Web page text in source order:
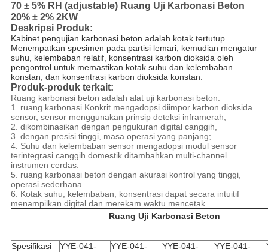
70 ± 5% RH (adjustable) Ruang Uji Karbonasi Beton
20% ± 2% 2KW
Deskripsi Produk:
Kabinet pengujian karbonasi beton adalah kotak tertutup.
Menempatkan spesimen pada partisi lemari, kemudian mengatur
suhu, kelembaban relatif, konsentrasi karbon dioksida oleh
pengontrol untuk memastikan kotak suhu dan kelembaban
konstan, dan konsentrasi karbon dioksida konstan.
Produk-produk terkait:
Ruang karbonasi beton adalah alat uji karbonasi beton.
1. ruang karbonasi Konkrit mengadopsi diimpor karbon dioksida
sensor, sensor menggunakan prinsip deteksi inframerah,
2. dikombinasikan dengan pengukuran digital canggih,
3. dengan presisi tinggi, masa operasi yang panjang;
4. Suhu dan kelembaban sensor mengadopsi modul sensor
terintegrasi canggih domestik ditambahkan multi-channel
instrumen cerdas.
5. ruang karbonasi beton dengan akurasi kontrol yang tinggi,
operasi sederhana.
6. Kotak suhu, kelembaban, konsentrasi dapat secara intuitif
menampilkan digital dan merekam waktu mencetak.
Ruang Uji Karbonasi Beton
Spesifikasi
YYE-041-
YYE-041-
YYE-041-
YYE-041-